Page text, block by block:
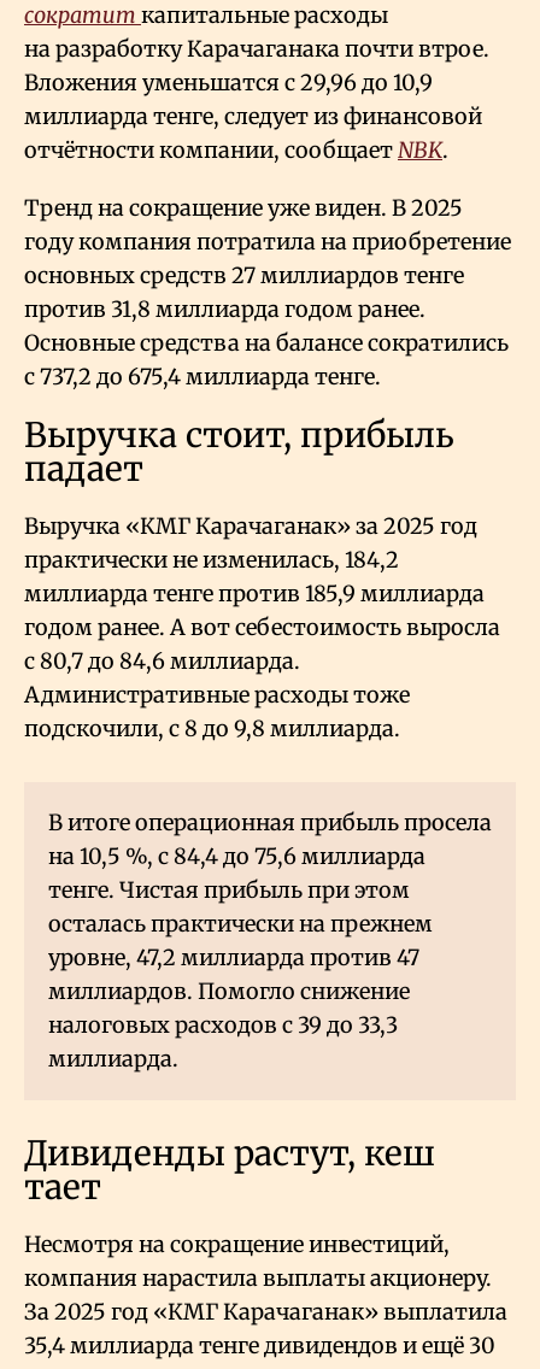
сократит капитальные расходы
на разработку Карачаганака почти втрое.
Вложения уменьшатся с 29,96 до 10,9
миллиарда тенге, следует из финансовой
отчётности компании, сообщаетNBK.
Тренд на сокращение уже виден. В 2025
году компания потратила на приобретение
основных средств 27 миллиардов тенге
против 31,8 миллиарда годом ранее.
Основные средства на балансе сократились
с 737,2 до 675,4 миллиарда тенге.
Выручка стоит, прибыль
падает
Выручка «КМГ Карачаганак» за 2025 год
практически не изменилась, 184,2
миллиарда тенге против 185,9 миллиарда
годом ранее. А вот себестоимость выросла
с 80,7 до 84,6 миллиарда.
Административные расходы тоже
подскочили, с 8 до 9,8 миллиарда.
В итоге операционная прибыль просела
на 10,5 %, с 84,4 до 75,6 миллиарда
тенге. Чистая прибыль при этом
осталась практически на прежнем
уровне, 47,2 миллиарда против 47
миллиардов. Помогло снижение
налоговых расходов с 39 до 33,3
миллиарда.
Дивиденды растут, кеш
тает
Несмотря на сокращение инвестиций,
компания нарастила выплаты акционеру.
За 2025 год «КМГ Карачаганак» выплатила
35,4 миллиарда тенге дивидендов и ещё 30